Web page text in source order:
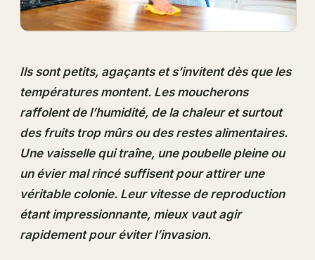
Ils sont petits, agaçants et s’invitent dès que les
températures montent. Les moucherons
raffolent de l’humidité, de la chaleur et surtout
des fruits trop mûrs ou des restes alimentaires.
Une vaisselle qui traîne, une poubelle pleine ou
un évier mal rincé suffisent pour attirer une
véritable colonie. Leur vitesse de reproduction
étant impressionnante, mieux vaut agir
rapidement pour éviter l’invasion.